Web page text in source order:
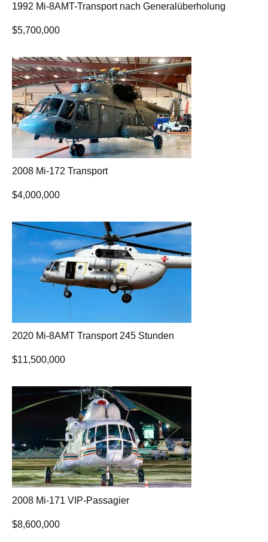
1992 Mi-8AMT-Transport nach Generalüberholung
$5,700,000
2008 Mi-172 Transport
$4,000,000
2020 Mi-8AMT Transport 245 Stunden
$11,500,000
2008 Mi-171 VIP-Passagier
$8,600,000